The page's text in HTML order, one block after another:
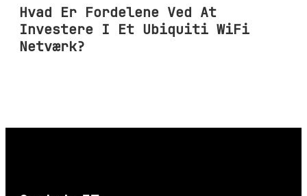
Hvad Er Fordelene Ved At
Investere I Et Ubiquiti WiFi
Netværk?